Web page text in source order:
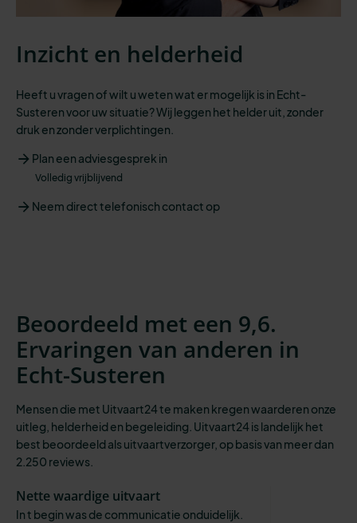
Inzicht en helderheid
Heeft u vragen of wilt u weten wat er mogelijk is in Echt-
Susteren voor uw situatie? Wij leggen het helder uit, zonder
druk en zonder verplichtingen.
Plan een adviesgesprek in
Volledig vrijblijvend
Neem direct telefonisch contact op
Beoordeeld met een 9,6.
Ervaringen van anderen in
Echt-Susteren
Mensen die met Uitvaart24 te maken kregen waarderen onze
uitleg, helderheid en begeleiding. Uitvaart24 is landelijk het
best beoordeeld als uitvaartverzorger, op basis van meer dan
2.250 reviews.
Nette waardige uitvaart
In t begin was de communicatie onduidelijk.